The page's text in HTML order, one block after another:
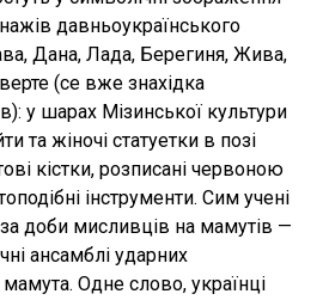
давньоукраїнського
Дана, Лада, Берегиня, Жива,
(се вже знахідка
у шарах Мізинської культури
та жіночі статуетки в позі
кістки, розписані червоною
інструменти. Сим учені
доби мисливців на мамутів —
ансамблі ударних
мамута. Одне слово, українці